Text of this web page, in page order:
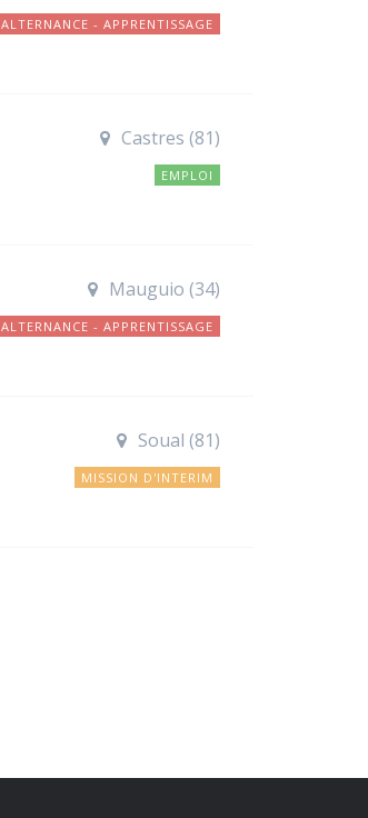
ALTERNANCE - APPRENTISSAGE
Castres (81)
EMPLOI
Mauguio (34)
ALTERNANCE - APPRENTISSAGE
Soual (81)
MISSION D'INTERIM